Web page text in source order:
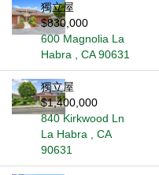
獨立屋
$830,000
600 Magnolia La
Habra , CA 90631
獨立屋
$1,400,000
840 Kirkwood Ln
La Habra , CA
90631